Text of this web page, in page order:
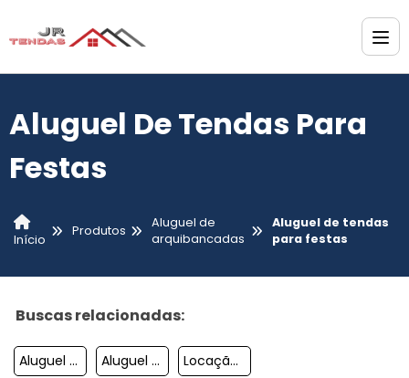
Aluguel De Tendas Para
Festas
Início
Produtos
Aluguel de
arquibancadas
Aluguel de tendas
para festas
Buscas relacionadas:
Aluguel De Tenda Sanfonada Aluguel De Tenda Tipo Circo Locação De Tendas E Palcos